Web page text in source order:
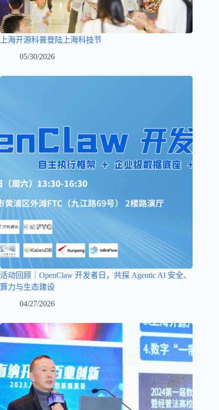
上海开源科普登陆上海科技节
05/30/2026
活动回顾｜OpenClaw 开发者日，共探 Agentic AI 安全、
算力与生态建设
04/27/2026